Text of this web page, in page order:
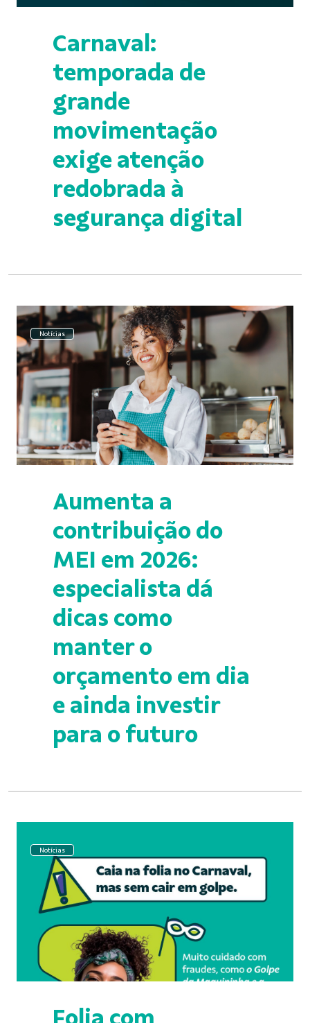
Carnaval:
temporada de
grande
movimentação
exige atenção
redobrada à
segurança digital
Notícias
Aumenta a
contribuição do
MEI em 2026:
especialista dá
dicas como
manter o
orçamento em dia
e ainda investir
para o futuro
Notícias
Folia com